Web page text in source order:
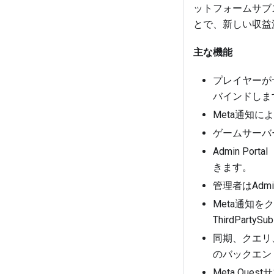
ットフォームサ
とで、新しい収
主な機能
プレイヤー
バインドしま
Meta通知に
ゲームサー
Admin Portal
きます。
管理者は
Meta通知を
同期、クエ
のバックエ